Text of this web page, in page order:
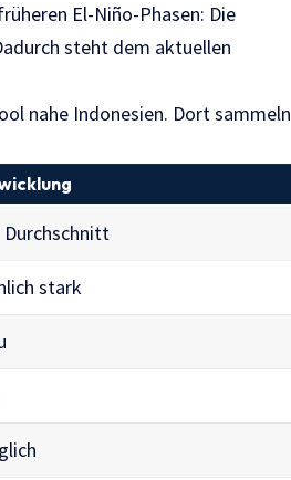
El-Niño-Phasen: Die
steht dem aktuellen
nahe Indonesien. Dort sammeln
stark